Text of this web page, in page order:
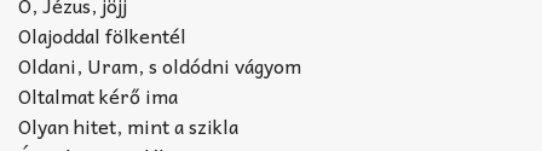
Olajoddal fölkentél
Oldani, Uram, s oldódni vágyom
Oltalmat kérő ima
Olyan hitet, mint a szikla